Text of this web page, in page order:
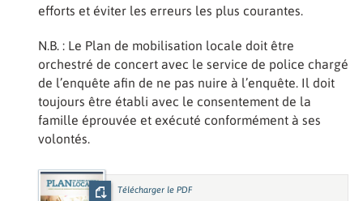
efforts et éviter les erreurs les plus courantes.
N.B. : Le Plan de mobilisation locale doit être
orchestré de concert avec le service de police chargé
de l’enquête afin de ne pas nuire à l’enquête. Il doit
toujours être établi avec le consentement de la
famille éprouvée et exécuté conformément à ses
volontés.
Télécharger le PDF: